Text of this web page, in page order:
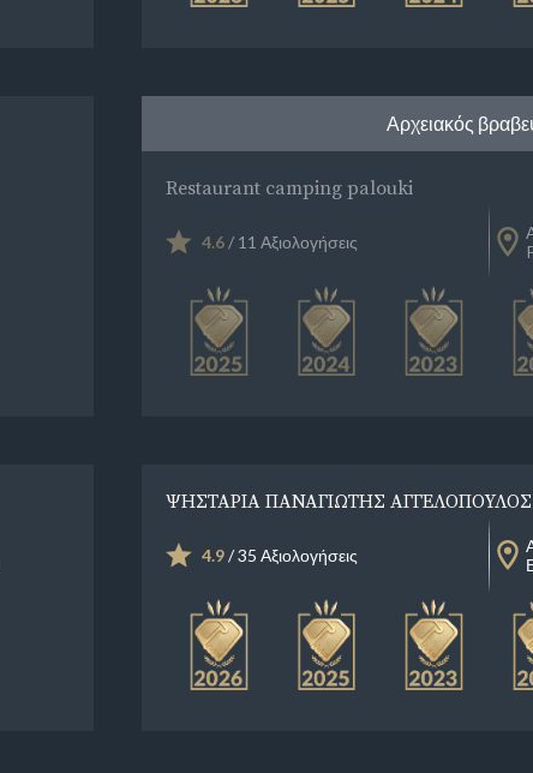
Αρχειακός
Restaurant camping palouki
4.6/ 11 Αξιολογήσεις
ΨΗΣΤΑΡΙΑ ΠΑΝΑΓΙΩΤΗΣ ΑΓΓΕΛΟΠΟΥΛΟΣ
4.9/ 35 Αξιολογήσεις